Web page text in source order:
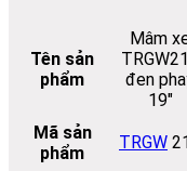
Tên sản
phẩm
Mâm
đen
19″
Mã sản
phẩm
TRGW